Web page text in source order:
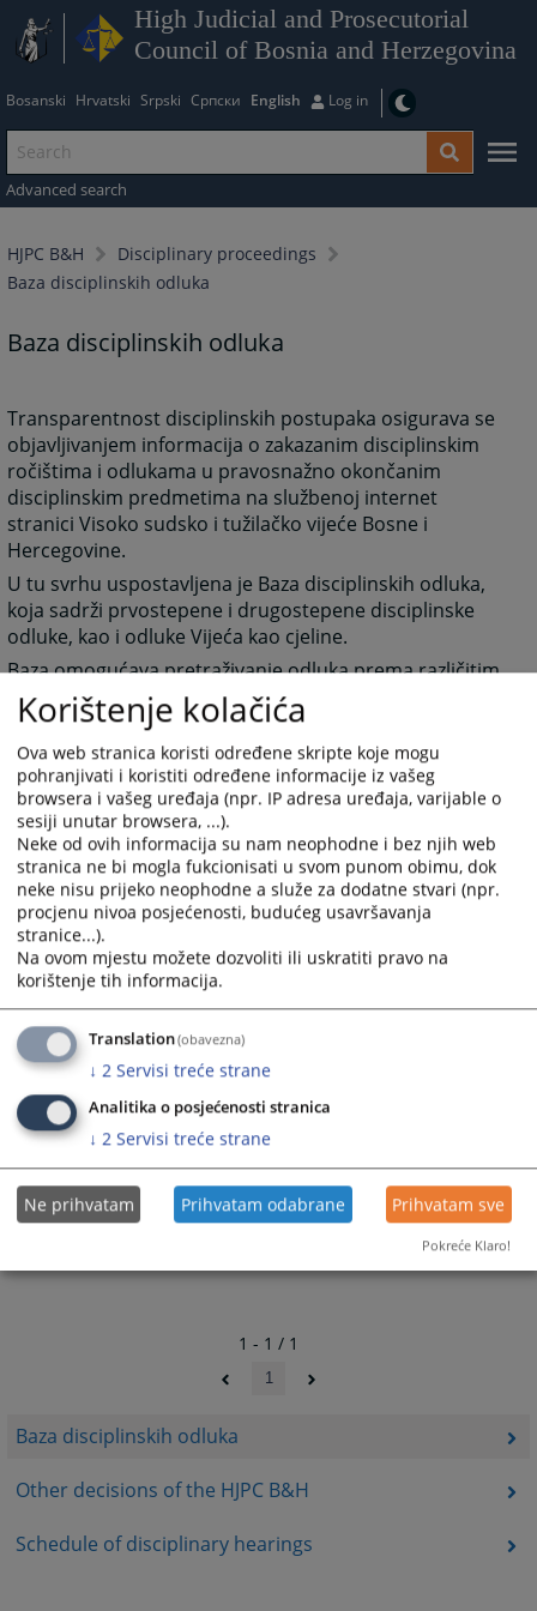
High Judicial and Prosecutorial
Council of Bosnia and Herzegovina
Bosanski Hrvatski Srpski Српски English Log in
Advanced search
HJPC B&H
Disciplinary proceedings
Baza disciplinskih odluka
Baza disciplinskih odluka
Other decisions of the HJPC B&H
Schedule of disciplinary hearings
Baza disciplinskih odluka
Transparentnost disciplinskih postupaka osigurava se
objavljivanjem informacija o zakazanim disciplinskim
ročištima i odlukama u pravosnažno okončanim
disciplinskim predmetima na službenoj internet
stranici Visoko sudsko i tužilačko vijeće Bosne i
Hercegovine.
U tu svrhu uspostavljena je Baza disciplinskih odluka,
koja sadrži prvostepene i drugostepene disciplinske
odluke, kao i odluke Vijeća kao cjeline.
Baza omogućava pretraživanje odluka prema različitim
kriterijima te doprinosi ujednačavanju disciplinske
prakse, jačanju pravne sigurnosti i povjerenja javnosti
u odgovornost i integritet pravosuđa.
Za pristup Bazi disciplinskih odluka kliknite na sljedeći
link:https://disciplinskeodluke.pravosudje.ba/
797VIEWS
Links
Baza disciplinskih odluka
1 - 1 / 1
1
Korištenje kolačića
Ova web stranica koristi određene skripte koje mogu
pohranjivati i koristiti određene informacije iz vašeg
browsera i vašeg uređaja (npr. IP adresa uređaja, varijable o
sesiji unutar browsera, ...).
Neke od ovih informacija su nam neophodne i bez njih web
stranica ne bi mogla fukcionisati u svom punom obimu, dok
neke nisu prijeko neophodne a služe za dodatne stvari (npr.
procjenu nivoa posjećenosti, budućeg usavršavanja
stranice...).
Na ovom mjestu možete dozvoliti ili uskratiti pravo na
korištenje tih informacija.
Translation(obavezna)
↓ 2 Servisi treće strane
Analitika o posjećenosti stranica
↓ 2 Servisi treće strane
Ne prihvatam Prihvatam odabrane Prihvatam sve
Pokreće Klaro!